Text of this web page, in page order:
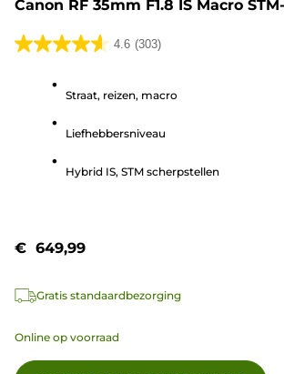
Canon RF 35mm F1.8 IS Macro
4.6 (303)
4.6
sterren.
beoordelingen
Straat, reizen, macro
Liefhebbersniveau
Hybrid IS, STM scherpstellen
€ 649,99
Gratis standaardbezorging
Online op voorraad